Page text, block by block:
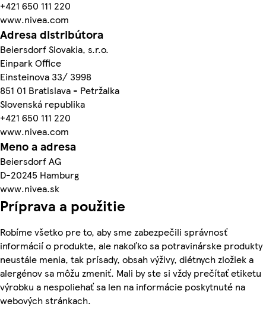
+421 650 111 220
www.nivea.com
Adresa distribútora
Beiersdorf Slovakia, s.r.o.
Einpark Office
Einsteinova 33/ 3998
851 01 Bratislava - Petržalka
Slovenská republika
+421 650 111 220
www.nivea.com
Meno a adresa
Beiersdorf AG
D-20245 Hamburg
www.nivea.sk
Príprava a použitie
Robíme všetko pre to, aby sme zabezpečili správnosť
informácií o produkte, ale nakoľko sa potravinárske produkty
neustále menia, tak prísady, obsah výživy, diétnych zložiek a
alergénov sa môžu zmeniť. Mali by ste si vždy prečítať etiketu
výrobku a nespoliehať sa len na informácie poskytnuté na
webových stránkach.